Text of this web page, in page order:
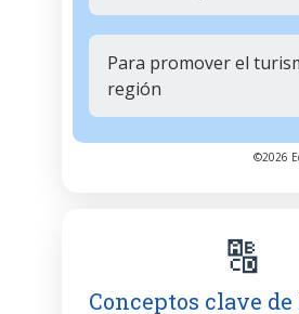
Para promover el
región
©2026
🔠
Conceptos clave